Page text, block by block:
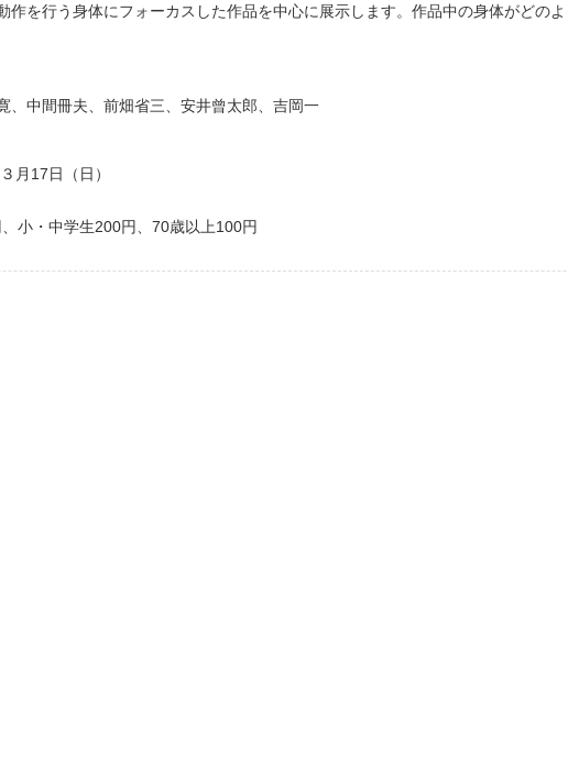
作を行う身体にフォーカスした作品を中心に展示します。作品中の身体がどの
中間冊夫、前畑省三、安井曾太郎、吉岡一
17日（日）
・中学生200円、70歳以上100円